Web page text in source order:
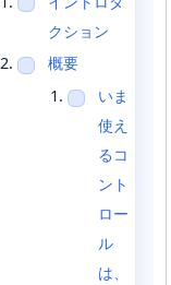
クション
概要
いま
使え
るコ
ント
ロー
ル
は、